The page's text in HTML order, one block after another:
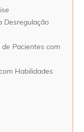
Desregulação
Pacientes com
Habilidades